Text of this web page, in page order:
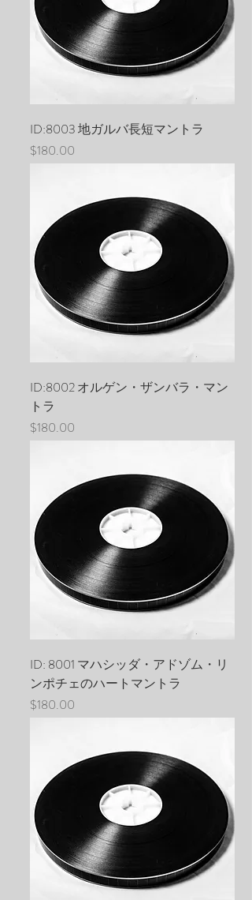
ID:8003 地ガルバ長短マントラ
価格
$180.00
ID:8002 オルゲン・ザンバラ・マン
トラ
価格
$180.00
ID: 8001 マハシッダ・アドゾム・リ
ンポチェのハートマントラ
価格
$180.00